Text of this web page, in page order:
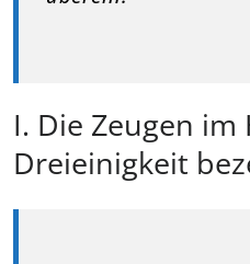
I. Die Zeugen
Dreieinigkeit